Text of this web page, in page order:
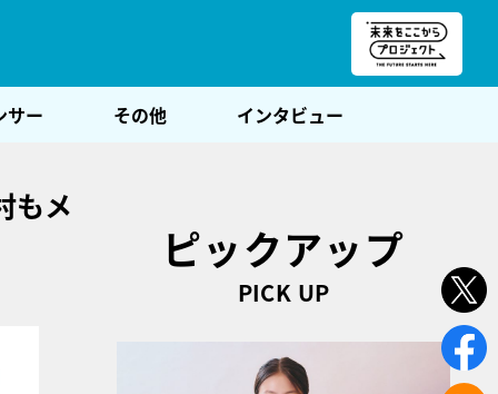
サー その他 インタビュー
もメ
ピックアップ
PICK UP